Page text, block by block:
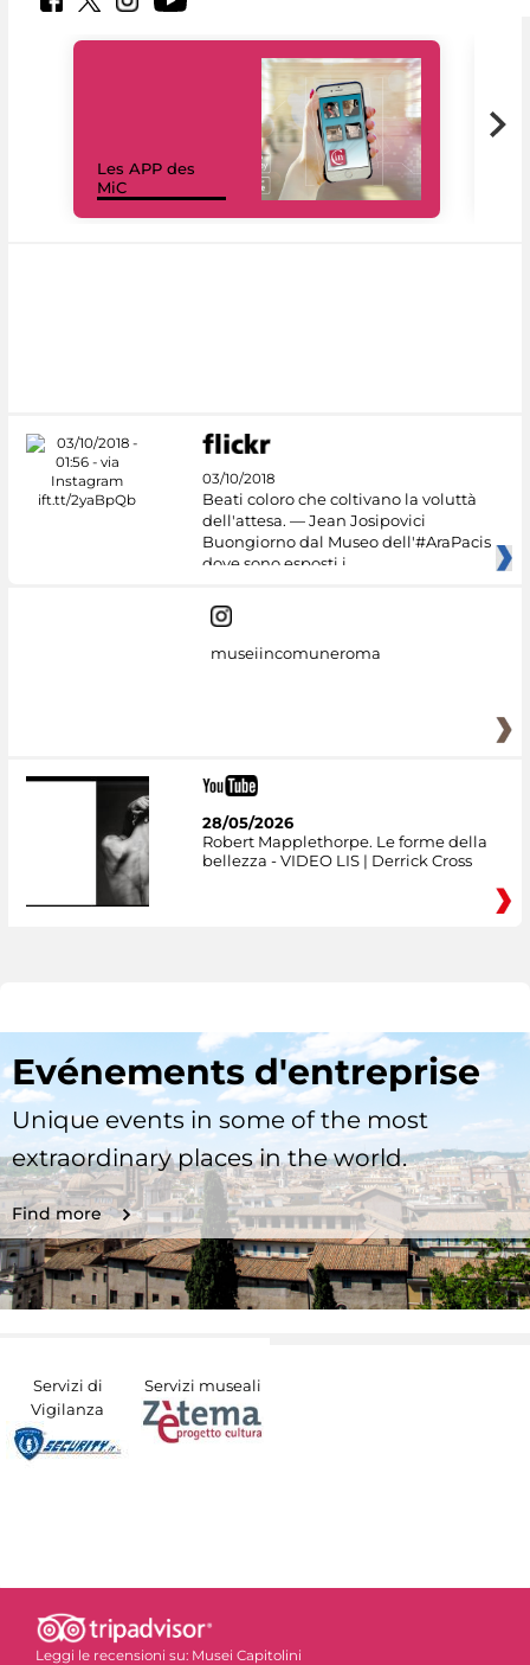
Les APP des
MiC
03/10/2018
Beati coloro che coltivano la voluttà
dell'attesa. — Jean Josipovici
Buongiorno dal Museo dell'#AraPacis
dove sono esposti i
museiincomuneroma
28/05/2026
Robert Mapplethorpe. Le forme della
bellezza - VIDEO LIS | Derrick Cross
Evénements d'entreprise
Unique events in some of the most
extraordinary places in the world.
Find more
Servizi di
Vigilanza
Servizi museali
Leggi le recensioni su: Musei Capitolini